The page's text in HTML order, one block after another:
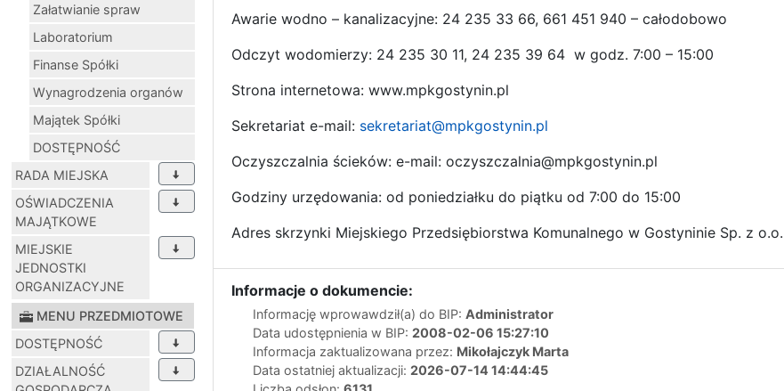
Załatwianie spraw
Laboratorium
Finanse Spółki
Wynagrodzenia organów
Majątek Spółki
DOSTĘPNOŚĆ
RADA MIEJSKA
OŚWIADCZENIA
MAJĄTKOWE
MIEJSKIE
JEDNOSTKI
ORGANIZACYJNE
MENU PRZEDMIOTOWE
DOSTĘPNOŚĆ
DZIAŁALNOŚĆ
Awarie wodno – kanalizacyjne: 24 235 33 66, 661 451 940 – całodobowo
Odczyt wodomierzy: 24 235 30 11, 24 235 39 64 w godz. 7:00 – 15:00
Strona internetowa: www.mpkgostynin.pl
Sekretariat e-mail: sekretariat@mpkgostynin.pl
Oczyszczalnia ścieków: e-mail: oczyszczalnia@mpkgostynin.pl
Godziny urzędowania: od poniedziałku do piątku od 7:00 do 15:00
Adres skrzynki Miejskiego Przedsiębiorstwa Komunalnego w Gostyninie Sp. z o.o.
Informacje o dokumencie:
Informację wprowawdził(a) do BIP: Administrator
Data udostępnienia w BIP: 2008-02-06 15:27:10
Informacja zaktualizowana przez: Mikołajczyk Marta
Data ostatniej aktualizacji: 2026-07-14 14:44:45